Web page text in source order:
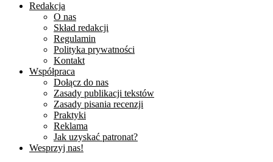
Redakcja
O nas
Skład redakcji
Regulamin
Polityka prywatności
Kontakt
Współpraca
Dołącz do nas
Zasady publikacji tekstów
Zasady pisania recenzji
Praktyki
Reklama
Jak uzyskać patronat?
Wesprzyj nas!